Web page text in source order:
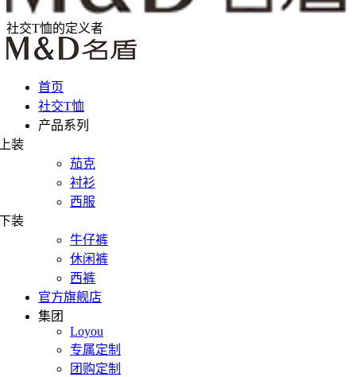
社交T恤的定义者
首页
社交T恤
产品系列
装
茄克
衬衫
西服
装
牛仔裤
休闲裤
西裤
官方旗舰店
集团
Loyou
专属定制
团购定制